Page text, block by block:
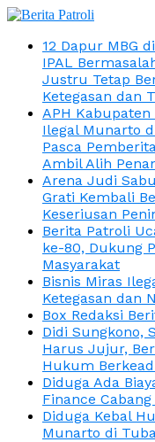
12 Dapur MBG
IPAL
Justru Tetap
Ketegasan dan
APH
Ilegal Munarto
Pasca
Ambil Alih
Arena Judi
Grati Kembali
Keseriusan
Berita Patroli
ke-80, Dukung
Masyarakat
Bisnis Miras
Ketegasan dan
Box Redaksi
Didi Sungkono,
Harus Jujur,
Hukum
Diduga Ada
Finance
Diduga Kebal
Munarto di